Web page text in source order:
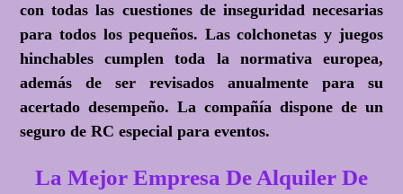
con todas las cuestiones de inseguridad necesarias
para todos los pequeños. Las colchonetas y juegos
hinchables cumplen toda la normativa europea,
además de ser revisados anualmente para su
acertado desempeño. La compañía dispone de un
seguro de RC especial para eventos.
La Mejor Empresa De Alquiler De